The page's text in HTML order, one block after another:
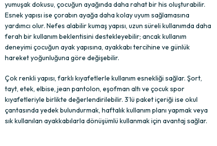
yumuşak dokusu, çocuğun ayağında daha rahat bir his oluşturabilir.
Esnek yapısı ise çorabın ayağa daha kolay uyum sağlamasına
yardımcı olur. Nefes alabilir kumaş yapısı, uzun süreli kullanımda daha
ferah bir kullanım beklentisini destekleyebilir; ancak kullanım
deneyimi çocuğun ayak yapısına, ayakkabı tercihine ve günlük
hareket yoğunluğuna göre değişebilir.
Çok renkli yapısı, farklı kıyafetlerle kullanım esnekliği sağlar. Şort,
tayt, etek, elbise, jean pantolon, eşofman altı ve çocuk spor
kıyafetleriyle birlikte değerlendirilebilir. 3’lü paket içeriği ise okul
çantasında yedek bulundurmak, haftalık kullanım planı yapmak veya
sık kullanılan ayakkabılarla dönüşümlü kullanmak için avantaj sağlar.